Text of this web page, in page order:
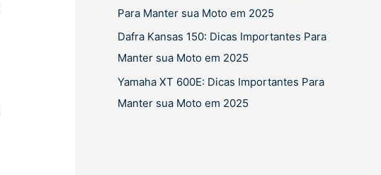
Para Manter sua Moto em 2025
Dafra Kansas 150: Dicas Importantes Para
Manter sua Moto em 2025
Yamaha XT 600E: Dicas Importantes Para
Manter sua Moto em 2025